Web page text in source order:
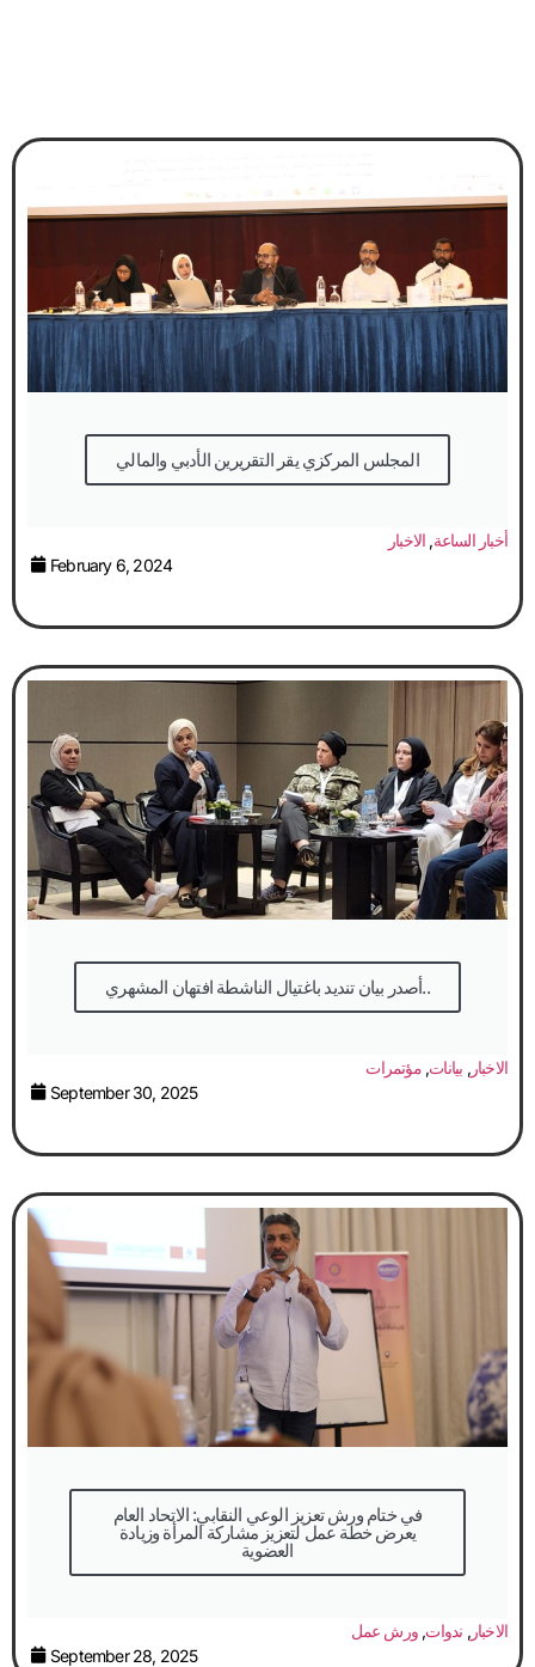
المجلس المركزي يقر التقريرين الأدبي والمالي
أخبار الساعة, الاخبار
February 6, 2024
أصدر بيان تنديد باغتيال الناشطة افتهان المشهري..
الاخبار, بيانات,مؤتمرات
September 30, 2025
في ختام ورش تعزيز الوعي النقابي: الاتحاد العام
يعرض خطة عمل لتعزيز مشاركة المرأة وزيادة
العضوية
الاخبار, ندوات,ورش عمل
September 28, 2025